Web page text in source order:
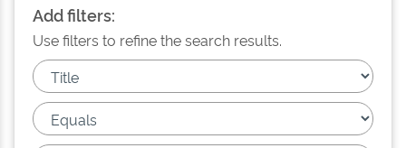
Add filters:
Use filters to refine the search results.